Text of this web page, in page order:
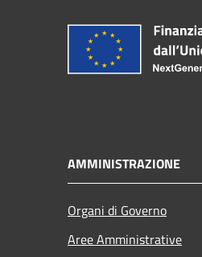
AMMINISTRAZIONE
Organi di Governo
Aree Amministrative